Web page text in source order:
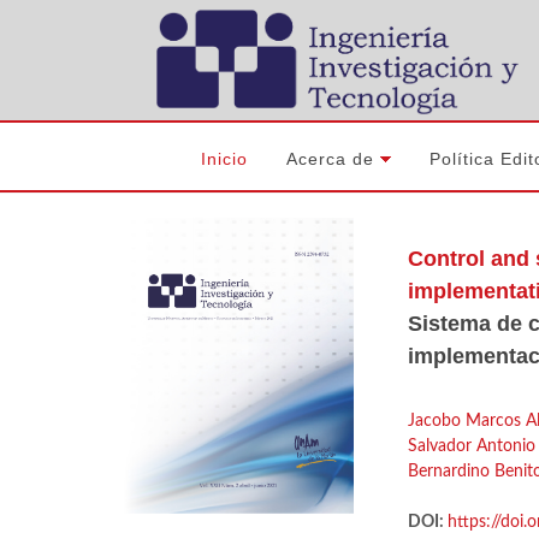
Inicio Acerca de Política
Control and
Sistema de
Jacobo Marcos
Salvador Antonio
Bernardino
DOI: https://